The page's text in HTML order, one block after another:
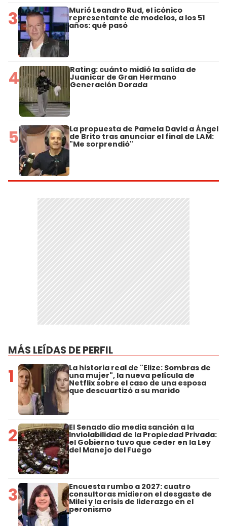
3 Murió Leandro Rud, el icónico
representante de modelos, a los 51
años: qué pasó
4 Rating: cuánto midió la salida de
Juanicar de Gran Hermano
Generación Dorada
5 La propuesta de Pamela David a Ángel
de Brito tras anunciar el final de LAM:
"Me sorprendió"
MÁS LEÍDAS DE PERFIL
1 La historia real de "Elize: Sombras de
una mujer", la nueva película de
Netflix sobre el caso de una esposa
que descuartizó a su marido
2 El Senado dio media sanción a la
Inviolabilidad de la Propiedad Privada:
el Gobierno tuvo que ceder en la Ley
del Manejo del Fuego
3 Encuesta rumbo a 2027: cuatro
consultoras midieron el desgaste de
Milei y la crisis de liderazgo en el
peronismo